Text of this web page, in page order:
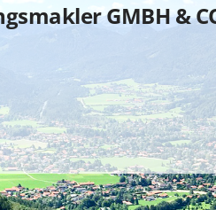
GMBH &